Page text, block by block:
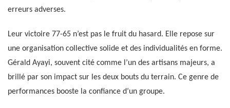
erreurs adverses.
Leur victoire 77-65 n’est pas le fruit du hasard. Elle repose sur
une organisation collective solide et des individualités en forme.
Gérald Ayayi, souvent cité comme l’un des artisans majeurs, a
brillé par son impact sur les deux bouts du terrain. Ce genre de
performances booste la confiance d’un groupe.